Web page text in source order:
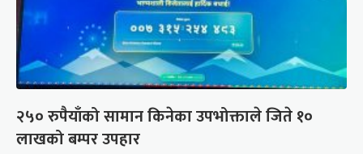
२५० रुपैयाँको सामान किनेका उपभोक्ताले जिते १०
लाखको बम्पर उपहार